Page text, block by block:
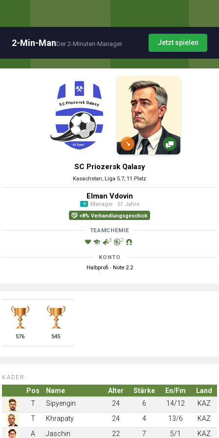
2-Min-ManDer 2-Minuten-Manager Jetzt spielen
↘
SC Priozersk Qalasy
Kasachstan, Liga 5.7, 11.Platz
Elman Vdovin
Manager · 51 Jahre
+8% Verhandlungsgeschick
TEAMCHEMIE
3 2
KONTO
Halbprofi · Note 2.2
S76 S45
KADER:
Pos Name Alter Stärke En/Fm
Land
T
Sipyengin 24 6 14/12
KAZ
T
Khrapaty 24 4 13/6
KAZ
A
Jaschin 22 7 5/1
KAZ